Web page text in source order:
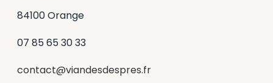
84100 Orange
07 85 65 30 33
contact@viandesdespres.fr